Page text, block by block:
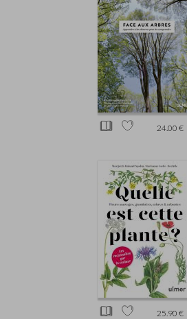
24.00 €
25.90 €